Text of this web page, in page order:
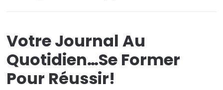
Votre Journal Au
Quotidien…se Former
Pour Réussir!